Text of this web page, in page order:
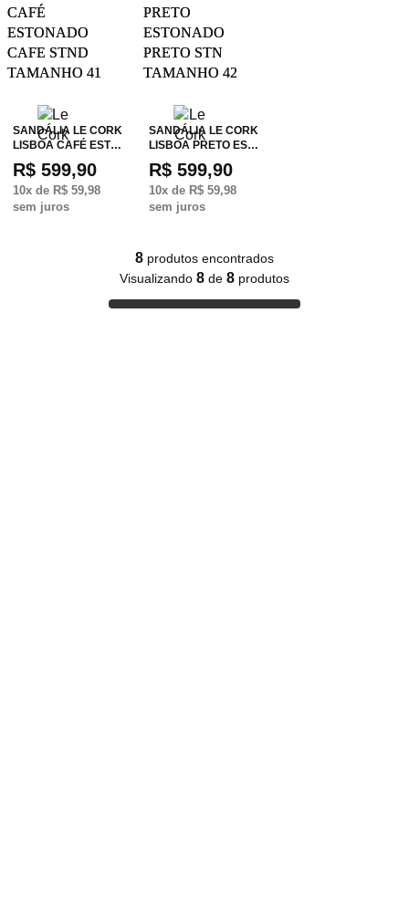
SANDÁLIA LE CORK
LISBOA CAFÉ EST…
R$ 599,90
10x de R$ 59,98
sem juros
SANDÁLIA LE CORK
LISBOA PRETO ES…
R$ 599,90
10x de R$ 59,98
sem juros
8 produtos encontrados
Visualizando 8 de 8 produtos